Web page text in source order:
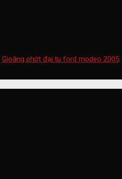
Gioăng phớt đại tu ford modeo 2005,